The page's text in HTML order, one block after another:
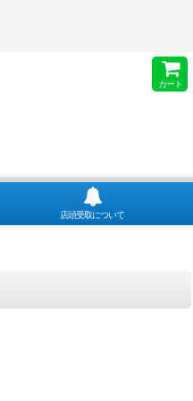
カート
店頭受取について